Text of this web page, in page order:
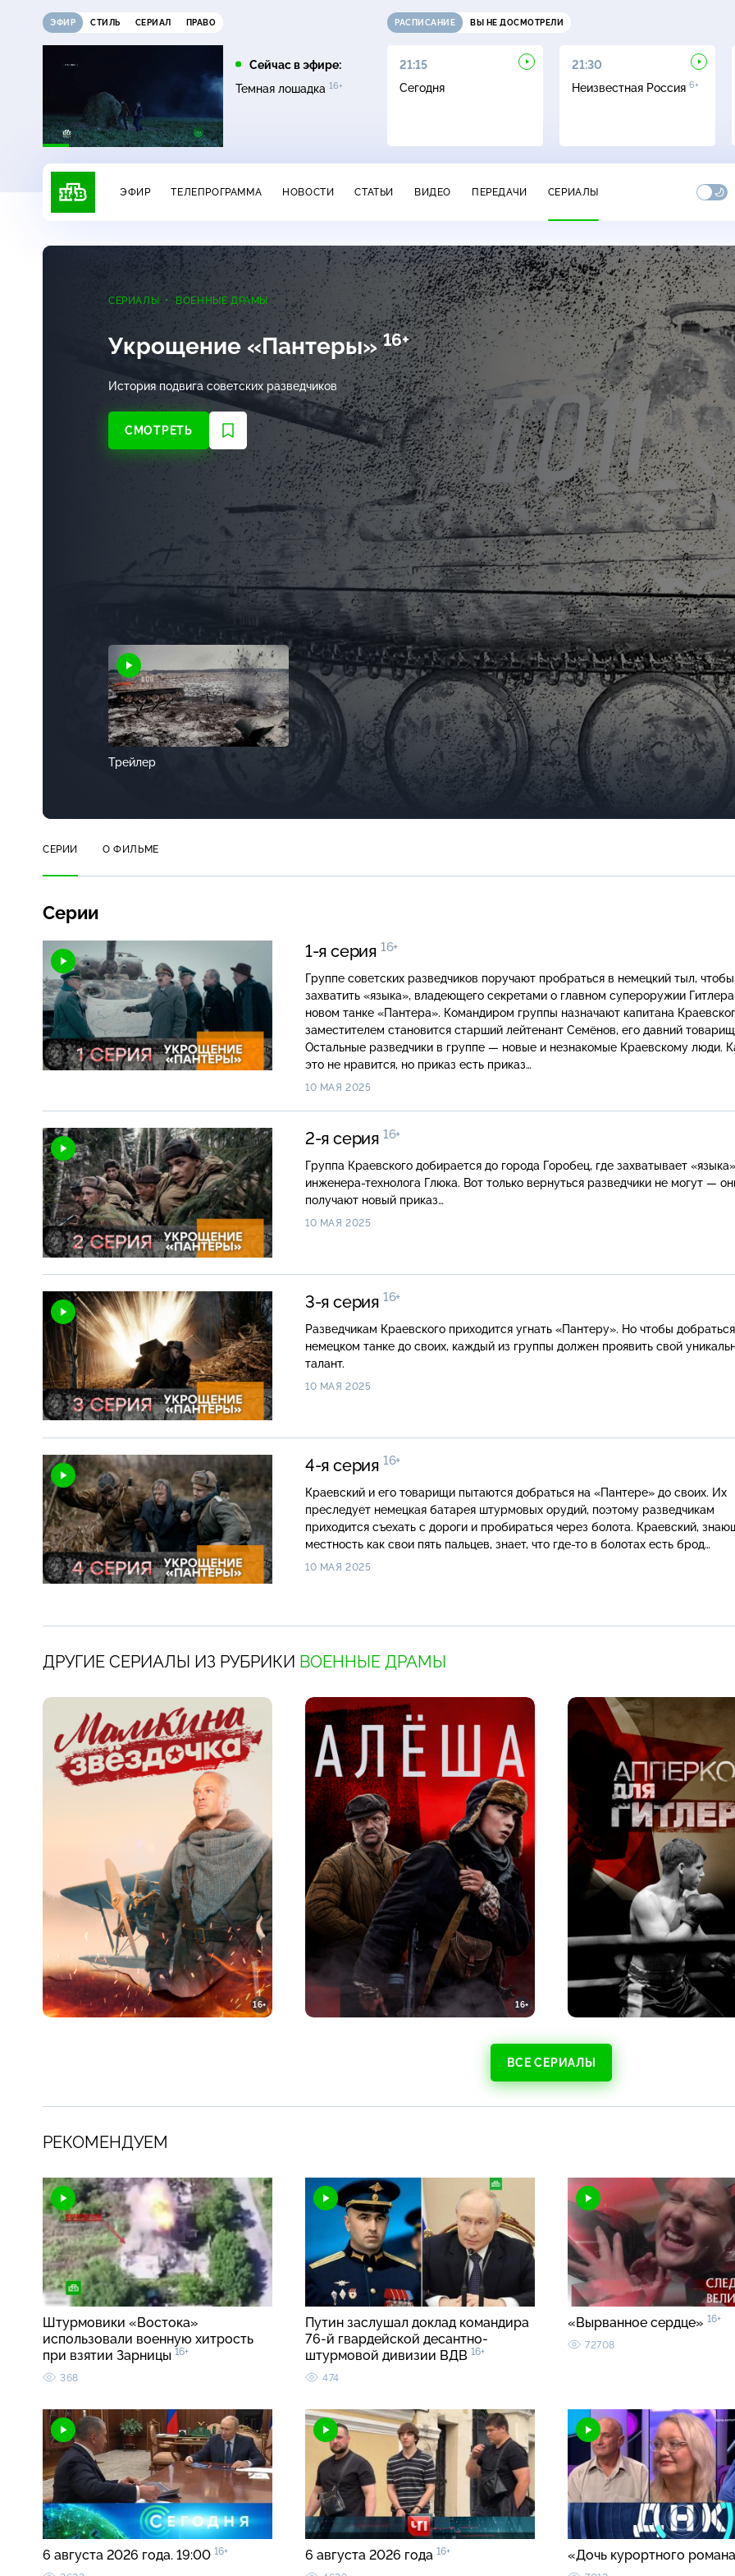
ЭФИР СТИЛЬ СЕРИАЛ ПРАВО
Сейчас в эфире:
Темная лошадка 16+
РАСПИСАНИЕ ВЫ НЕ ДОСМОТРЕЛИ
16:00
17:00
Невский. Чужой среди
21:15
Сегодня
21:30
Неизвестная Россия 6+
ЭФИР ТЕЛЕПРОГРАММА НОВОСТИ СТАТЬИ ВИДЕО ПЕРЕДАЧИ СЕРИАЛЫ
СЕРИАЛЫ ВОЕННЫЕ ДРАМЫ
Укрощение «Пантеры»16+
История подвига советских разведчиков
СМОТРЕТЬ
Трейлер
СЕРИИ О ФИЛЬМЕ
Серии
1-я серия 16+
Группе советских разведчиков поручают пробраться в немецкий тыл, чтобы
захватить «языка», владеющего секретами о главном супероружии
новом танке «Пантера». Командиром группы назначают капитана
заместителем становится старший лейтенант Семёнов, его давний
Остальные разведчики в группе — новые и незнакомые Краевскому люди.
это не нравится, но приказ есть приказ…
10 МАЯ 2025
2-я серия 16+
Группа Краевского добирается до города Горобец, где захватывает
инженера-технолога Глюка. Вот только вернуться разведчики не могут —
получают новый приказ…
10 МАЯ 2025
3-я серия 16+
Разведчикам Краевского приходится угнать «Пантеру». Но чтобы
немецком танке до своих, каждый из группы должен проявить свой
талант.
10 МАЯ 2025
4-я серия 16+
Краевский и его товарищи пытаются добраться на «Пантере» до своих. Их
преследует немецкая батарея штурмовых орудий, поэтому разведчикам
приходится съехать с дороги и пробираться через болота. Краевский,
местность как свои пять пальцев, знает, что где-то в болотах есть брод…
10 МАЯ 2025
ДРУГИЕ СЕРИАЛЫ ИЗ РУБРИКИ ВОЕННЫЕ ДРАМЫ
16+ 16+
ВСЕ СЕРИАЛЫ
РЕКОМЕНДУЕМ
Штурмовики «Востока»
использовали военную хитрость
при взятии Зарницы 16+
368
Путин заслушал доклад командира
76-й гвардейской десантно-
штурмовой дивизии ВДВ 16+
474
«Вырванное сердце» 16+
72708
6 августа 2026 года. 19:00 16+ 6 августа 2026 года 16+ «Дочь курортного